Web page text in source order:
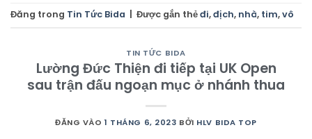
Đăng trong Tin Tức Bida Được gắn thẻđi,địch, nhà, tim,vô
TIN TỨC BIDA
Lường Đức Thiện đi tiếp tại UK Open
sau trận đấu ngoạn mục ở nhánh thua
ĐĂNG VÀO1 THÁNG 6, 2023 BỞI HLV BIDA TOP